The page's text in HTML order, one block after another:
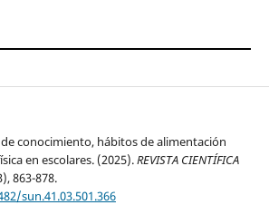
conocimiento, hábitos de alimentación
en escolares. (2025).REVISTA CIENTÍFICA
863-878.
sun.41.03.501.366